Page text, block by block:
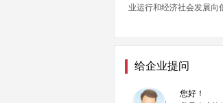
业运行和经济社会发展向
给企业提问
您好！